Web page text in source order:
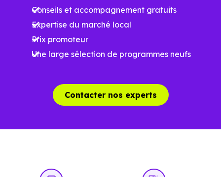
surface, les prestations et le stade d'avancement du
programme. Notre moteur de recherche vous permet
d'explorer et de filtrer l'ensemble des programmes
disponibles à Fontenay-aux-Roses (92260) selon votre
Le parc résidentiel de Fontenay-aux-Roses (92260) se
compose de 84 % d'appartements et 16 % de maisons,
aux-Roses présente deux indicateurs complémentaires :
Conseils et accompagnement gratuits
Expertise du marché local
Prix promoteur
Une large sélection de programmes neufs
Contacter nos experts